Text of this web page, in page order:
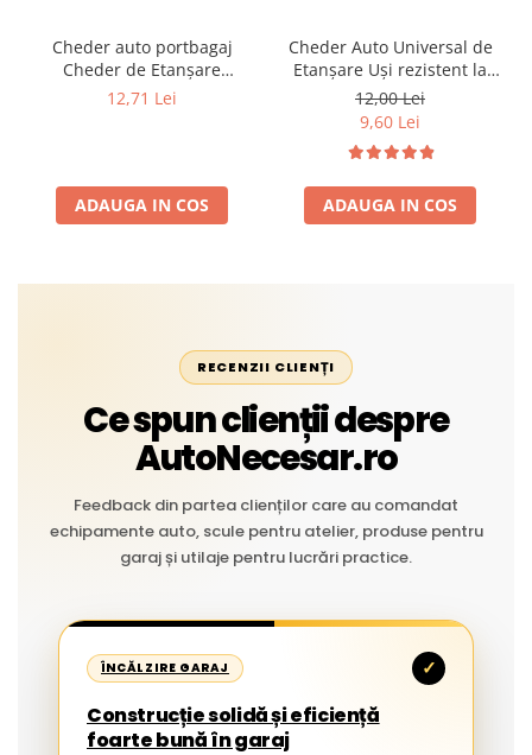
Cheder auto portbagaj
Cheder de Etanșare
Profesional din Cauciuc -
Liniar
12,71 Lei
ADAUGA IN COS
Cheder Auto Universal de
Etanșare Uși rezistent la
intemperii, raze UV,
îmbătrânire și temperaturi
extreme
12,00 Lei
9,60 Lei
ADAUGA IN COS
RECENZII CLIENȚI
Ce spun clienții despre
AutoNecesar.ro
Feedback din partea clienților care au comandat
echipamente auto, scule pentru atelier, produse pentru
garaj și utilaje pentru lucrări practice.
ÎNCĂLZIRE GARAJ ✓
Construcție solidă și eficiență
foarte bună în garaj